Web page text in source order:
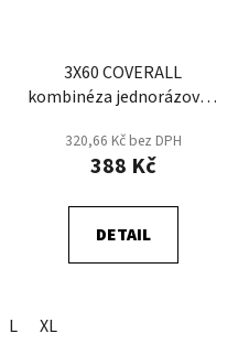
3X60 COVERALL
kombinéza jednorázová -
320,66 Kč bez DPH
388 Kč
DETAIL
L XL